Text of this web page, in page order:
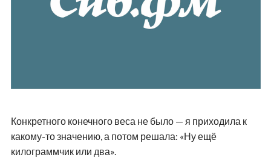
Конкретного конечного веса не было — я приходила к
какому-то значению, а потом решала: «Ну ещё
килограммчик или два».